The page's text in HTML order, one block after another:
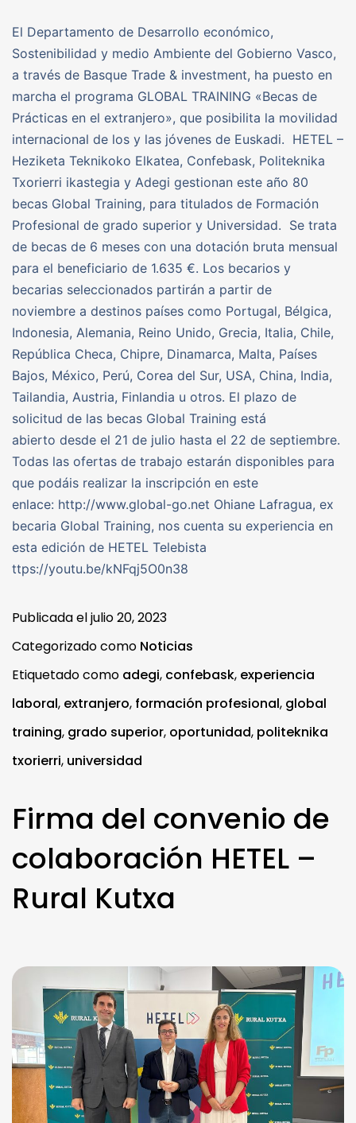
El Departamento de Desarrollo económico,
Sostenibilidad y medio Ambiente del Gobierno Vasco,
a través de Basque Trade & investment, ha puesto en
marcha el programa GLOBAL TRAINING «Becas de
Prácticas en el extranjero», que posibilita la movilidad
internacional de los y las jóvenes de Euskadi. HETEL –
Heziketa Teknikoko Elkatea, Confebask, Politeknika
Txorierri ikastegia y Adegi gestionan este año 80
becas Global Training, para titulados de Formación
Profesional de grado superior y Universidad. Se trata
de becas de 6 meses con una dotación bruta mensual
para el beneficiario de 1.635 €. Los becarios y
becarias seleccionados partirán a partir de
noviembre a destinos países como Portugal, Bélgica,
Indonesia, Alemania, Reino Unido, Grecia, Italia, Chile,
República Checa, Chipre, Dinamarca, Malta, Países
Bajos, México, Perú, Corea del Sur, USA, China, India,
Tailandia, Austria, Finlandia u otros. El plazo de
solicitud de las becas Global Training está
abierto desde el 21 de julio hasta el 22 de septiembre.
Todas las ofertas de trabajo estarán disponibles para
que podáis realizar la inscripción en este
enlace: http://www.global-go.net Ohiane Lafragua, ex
becaria Global Training, nos cuenta su experiencia en
esta edición de HETEL Telebista
ttps://youtu.be/kNFqj5O0n38
Publicada eljulio 20, 2023
Categorizado como Noticias
Etiquetado como adegi, confebask, experiencia
laboral, extranjero, formación profesional, global
training, grado superior, oportunidad, politeknika
txorierri, universidad
Firma del convenio de
colaboración HETEL –
Rural Kutxa